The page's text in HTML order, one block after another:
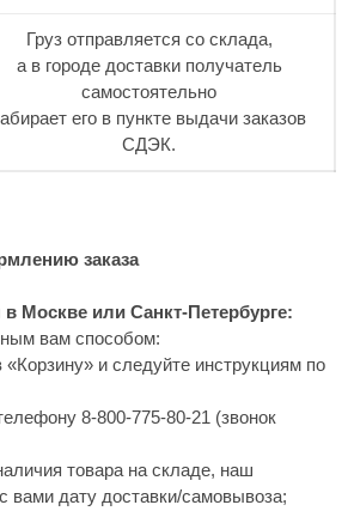
Груз отправляется со склада,
а в городе доставки получатель
самостоятельно
его в пункте выдачи заказов
СДЭК.
заказа
в Москве или Санкт-Петербурге:
вам способом:
и следуйте инструкциям по
8-800-775-80-21 (звонок
товара на складе, наш
вами дату доставки/самовывоза;